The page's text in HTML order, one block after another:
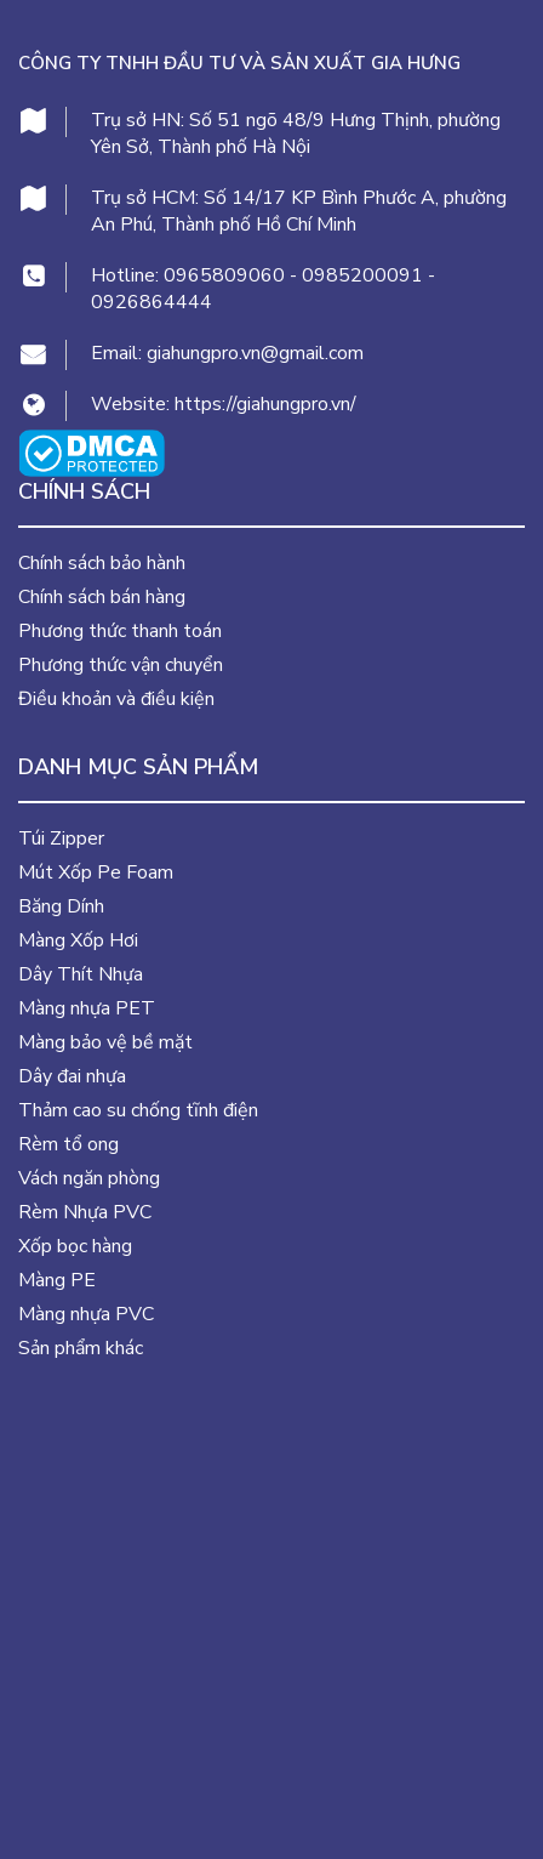
CÔNG TY TNHH ĐẦU TƯ VÀ SẢN XUẤT GIA HƯNG
Trụ sở HN: Số 51 ngõ 48/9 Hưng Thịnh, phường
Yên Sở, Thành phố Hà Nội
Trụ sở HCM: Số 14/17 KP Bình Phước A, phường
An Phú, Thành phố Hồ Chí Minh
Hotline: 0965809060 - 0985200091 -
0926864444
Email: giahungpro.vn@gmail.com
Website: https://giahungpro.vn/
CHÍNH SÁCH
Chính sách bảo hành
Chính sách bán hàng
Phương thức thanh toán
Phương thức vận chuyển
Điều khoản và điều kiện
DANH MỤC SẢN PHẨM
Túi Zipper
Mút Xốp Pe Foam
Băng Dính
Màng Xốp Hơi
Dây Thít Nhựa
Màng nhựa PET
Màng bảo vệ bề mặt
Dây đai nhựa
Thảm cao su chống tĩnh điện
Rèm tổ ong
Vách ngăn phòng
Rèm Nhựa PVC
Xốp bọc hàng
Màng PE
Màng nhựa PVC
Sản phẩm khác